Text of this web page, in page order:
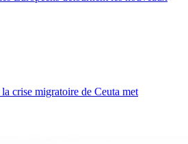
crise migratoire de Ceuta met